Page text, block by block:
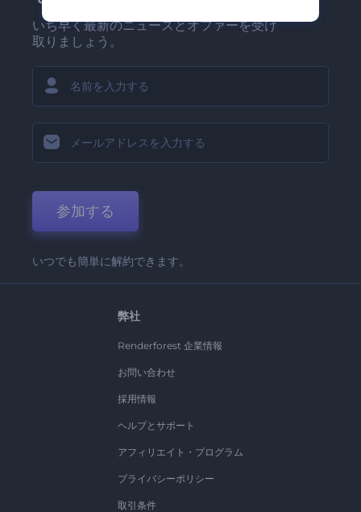
いち早く最新のニュースとオファーを受け
取りましょう。
参加する
いつでも簡単に解約できます。
弊社
Renderforest 企業情報
お問い合わせ
採用情報
ヘルプとサポート
アフィリエイト・プログラム
プライバシーポリシー
取引条件